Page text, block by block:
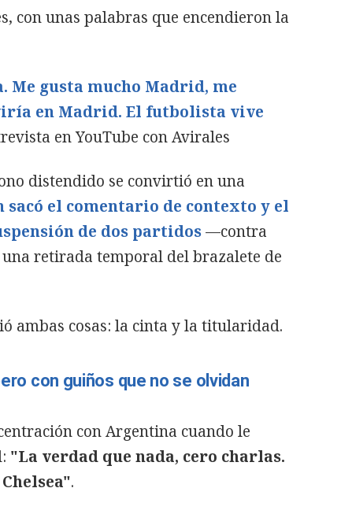
con unas palabras que encendieron la
Me gusta mucho Madrid, me
en Madrid. El futbolista vive
en YouTube con Avirales
distendido se convirtió en una
sacó el comentario de contexto y el
de dos partidos—contra
retirada temporal del brazalete de
ambas cosas: la cinta y la titularidad.
con guiños que no se olvidan
con Argentina cuando le
"La verdad que nada, cero charlas.
.